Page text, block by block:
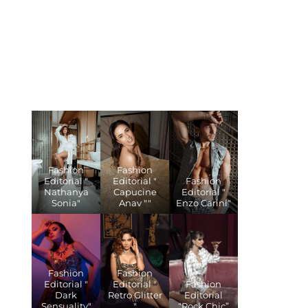
Fashion
Editorial "
Nathanya
Sonia"
Fashion
Editorial "
Capucine
Anav ""
Fashion
Editorial "
Enzo Carini"
Fashion
Editorial "
Dark
Sensuality"
Fashion
Editorial "
Retro Glitter
"
Fashion
Editorial
“Rock Chic”